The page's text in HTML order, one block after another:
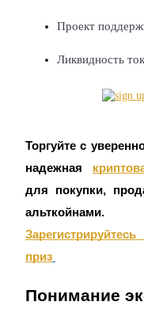
Копирование
Присоединяйтесь
Проект
Ликвидность
Торгуйте с
надежная
для покупки,
альткойнами.
приз
Понимание